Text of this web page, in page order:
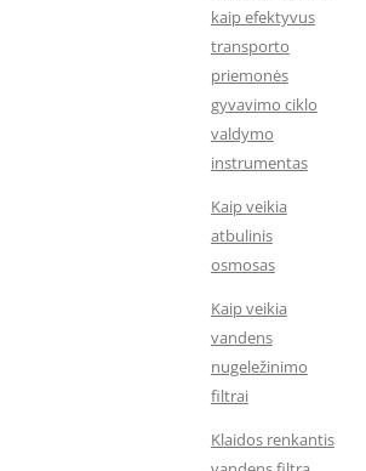
kaip efektyvus
transporto
priemonės
gyvavimo ciklo
valdymo
instrumentas
Kaip veikia
atbulinis
osmosas
Kaip veikia
vandens
nugeležinimo
filtrai
Klaidos renkantis